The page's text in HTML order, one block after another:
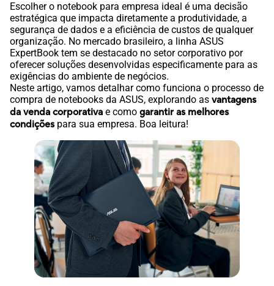
Escolher o notebook para empresa ideal é uma decisão
estratégica que impacta diretamente a produtividade, a
segurança de dados e a eficiência de custos de qualquer
organização. No mercado brasileiro, a linha ASUS
ExpertBook tem se destacado no setor corporativo por
oferecer soluções desenvolvidas especificamente para as
exigências do ambiente de negócios.
Neste artigo, vamos detalhar como funciona o processo de
compra de notebooks da ASUS, explorando as vantagens
da venda corporativa e como garantir as melhores
condiçõespara sua empresa. Boa leitura!